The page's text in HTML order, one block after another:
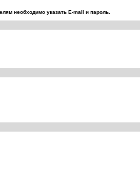
необходимо указать E-mail и пароль.